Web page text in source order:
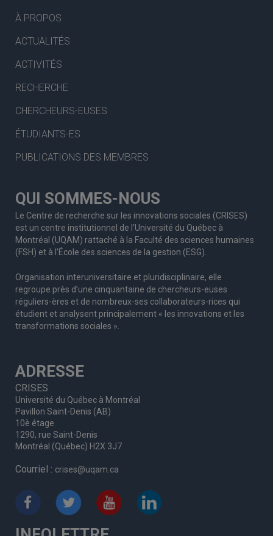
À PROPOS
ACTUALITÉS
ACTIVITÉS
RECHERCHE
CHERCHEURS-EUSES
ÉTUDIANTS-ES
PUBLICATIONS DES MEMBRES
QUI SOMMES-NOUS
Le Centre de recherche sur les innovations sociales (CRISES)
est un centre institutionnel de l’Université du Québec à
Montréal (UQAM) rattaché à la Faculté des sciences humaines
(FSH) et à l’École des sciences de la gestion (ESG).
Organisation interuniversitaire et pluridisciplinaire, elle
regroupe près d’une cinquantaine de chercheurs-euses
réguliers-ères et de nombreux-ses collaborateurs-rices qui
étudient et analysent principalement « les innovations et les
transformations sociales ».
ADRESSE
CRISES
Université du Québec à Montréal
Pavillon Saint-Denis (AB)
10è étage
1290, rue Saint-Denis
Montréal (Québec) H2X 3J7
Courriel : crises@uqam.ca